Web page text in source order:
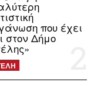
που έχει
στον Δήμο